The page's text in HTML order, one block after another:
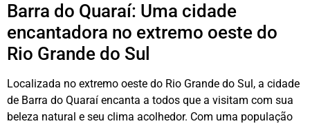
Barra do Quaraí: Uma cidade
encantadora no extremo oeste do
Rio Grande do Sul
Localizada no extremo oeste do Rio Grande do Sul, a cidade
de Barra do Quaraí encanta a todos que a visitam com sua
beleza natural e seu clima acolhedor. Com uma população